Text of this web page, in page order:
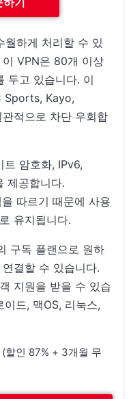
하게 처리할 수 있
VPN은 80개 이상
두고 있습니다. 이
Sports, Kayo,
적으로 차단 우회합
트 암호화, IPv6,
제공합니다.
따르기 때문에 사용
유지됩니다.
구독 플랜으로 원하
결할 수 있습니다.
지원을 받을 수 있습
드, 맥OS, 리눅스,
인 87% + 3개월 무